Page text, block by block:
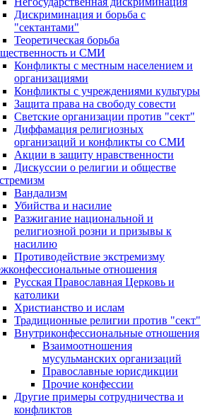
Дискриминация и борьба с
"сектантами"
Теоретическая борьба
и СМИ
Конфликты с местным населением и
организациями
Конфликты с учреждениями культуры
Защита права на свободу совести
Светские организации против "сект"
Диффамация религиозных
организаций и конфликты со СМИ
Акции в защиту нравственности
Дискуссии о религии и обществе
Вандализм
Убийства и насилие
Разжигание национальной и
религиозной розни и призывы к
насилию
Противодействие экстремизму
отношения
Русская Православная Церковь и
католики
Христианство и ислам
Традиционные религии против "сект"
Внутриконфессиональные отношения
Взаимоотношения
мусульманских организаций
Православные юрисдикции
Прочие конфессии
Другие примеры сотрудничества и
конфликтов